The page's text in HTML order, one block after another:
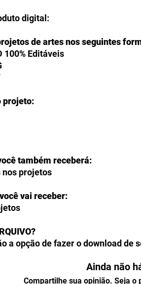
digital:
de artes nos seguintes
100% Editáveis
projeto:
também receberá:
nos projetos
vai receber:
a opção de fazer o download de
também poderão acessar
em seu perfil, na seção "Meus
Ainda não
Compartilhe sua opinião. Seja